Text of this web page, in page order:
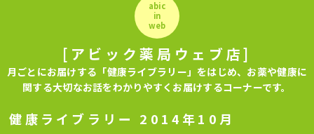
abic
in
web
[アビック薬局ウェブ店]
月ごとにお届けする「健康ライブラリー」をはじめ、お薬や健康に
関する大切なお話をわかりやすくお届けするコーナーです。
健康ライブラリー 2014年10月